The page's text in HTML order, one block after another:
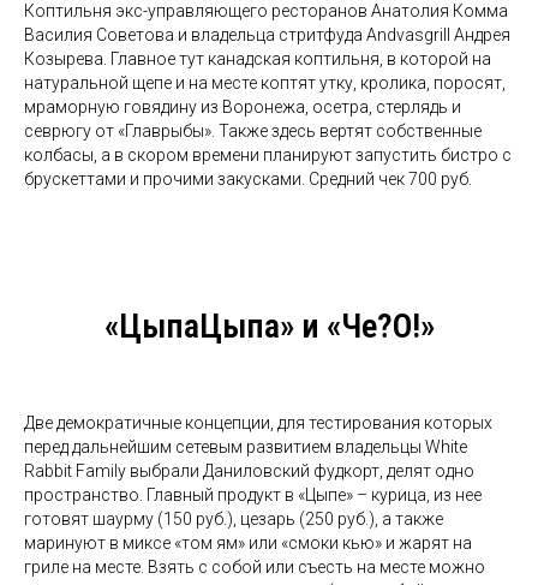
Коптильня экс-управляющего ресторанов Анатолия Комма
Василия Советова и владельца стритфуда Andvasgrill Андрея
Козырева. Главное тут канадская коптильня, в которой на
натуральной щепе и на месте коптят утку, кролика, поросят,
мраморную говядину из Воронежа, осетра, стерлядь и
севрюгу от «Главрыбы». Также здесь вертят собственные
колбасы, а в скором времени планируют запустить бистро с
брускеттами и прочими закусками. Средний чек 700 руб.
«ЦыпаЦыпа» и «Че?О!»
Две демократичные концепции, для тестирования которых
перед дальнейшим сетевым развитием владельцы White
Rabbit Family выбрали Даниловский фудкорт, делят одно
пространство. Главный продукт в «Цыпе» – курица, из нее
готовят шаурму (150 руб.), цезарь (250 руб.), а также
маринуют в миксе «том ям» или «смоки кью» и жарят на
гриле на месте. Взять с собой или съесть на месте можно